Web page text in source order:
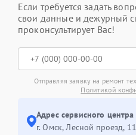
Если требуется задать
свои данные и дежурный
проконсультирует Вас!
Отправляя заявку на ремонт
Политикой
Адрес сервисного
г. Омск, ​Лесной проезд, 11